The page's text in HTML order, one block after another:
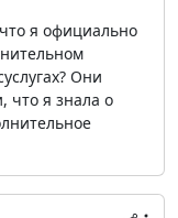
я официально
Они
что я знала о